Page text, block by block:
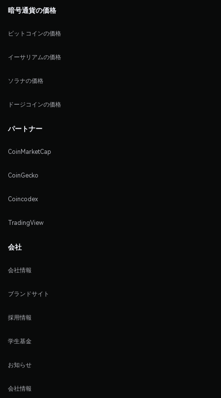
暗号通貨の価格
ビットコインの価格
イーサリアムの価格
ソラナの価格
ドージコインの価格
パートナー
CoinMarketCap
CoinGecko
Coincodex
TradingView
会社
会社情報
ブランドサイト
採用情報
学生基金
お知らせ
会社情報